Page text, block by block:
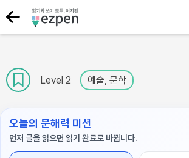
Level 2 예술, 문학
오늘의 문해력 미션
먼저 글을 읽으면 읽기 완료로 바뀝니다.